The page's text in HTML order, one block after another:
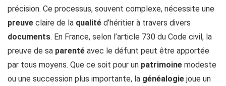
précision. Ce processus, souvent complexe, nécessite une
preuve claire de la qualité d’héritier à travers divers
documents. En France, selon l’article 730 du Code civil, la
preuve de sa parenté avec le défunt peut être apportée
par tous moyens. Que ce soit pour un patrimoine modeste
ou une succession plus importante, la généalogie joue un